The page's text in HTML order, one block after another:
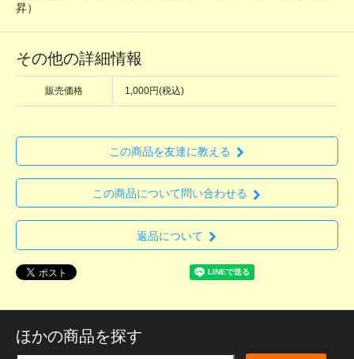
昇）
その他の詳細情報
販売価格 1,000円(税込)
この商品を友達に教える
この商品について問い合わせる
返品について
ほかの商品を探す